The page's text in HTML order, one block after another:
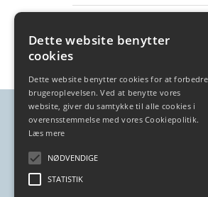
Vis alle (453)
Kontakt os
5210 Odense NV
info@effyn.dk
Dette website benytter
cookies
Dette website benytter cookies for at forbedre
brugeroplevelsen. Ved at benytte vores
website, giver du samtykke til alle cookies i
overensstemmelse med vores Cookiepolitik.
Læs mere
NØDVENDIGE
STATISTIK